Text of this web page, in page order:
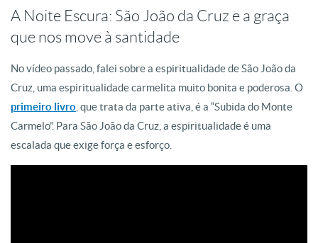
A Noite Escura: São João da Cruz e a graça
que nos move à santidade
No vídeo passado, falei sobre a espiritualidade de São João da
Cruz, uma espiritualidade carmelita muito bonita e poderosa. O
primeiro livro , que trata da parte ativa, é a “Subida do Monte
Carmelo”. Para São João da Cruz, a espiritualidade é uma
escalada que exige força e esforço.